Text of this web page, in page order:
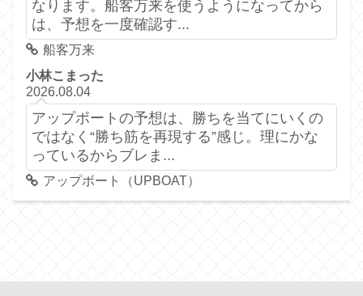
なります。船客万来を使うようになってから
は、予想を一度確認す...
船客万来
小林こまった
2026.08.04
アップボートの予想は、勝ちを当てにいくの
ではなく“勝ち筋を再現する”感じ。理にかな
っているからブレま...
アップボート（UPBOAT）